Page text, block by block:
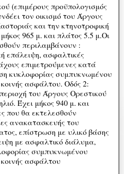
(επιμέρους προϋπολογισμός
τον οικισμό του Άργους
και την κτηνοτροφική
965 μ. και πλάτος 5.5 μ.Οι
περιλαμβάνουν :
επάλειψη, ασφαλτικές
επιμετρούμενες κατά
κυκλοφορίας συμπυκνωμένου
ασφάλτου. Οδός 2:
του Άργους Ορεστικού
Έχει μήκος 940 μ. και
που θα εκτελεσθούν
ανακατασκευής του
επίστρωση με υλικό βάσης
με ασφαλτικό διάλυμα,
συμπυκνωμένου
ασφάλτου